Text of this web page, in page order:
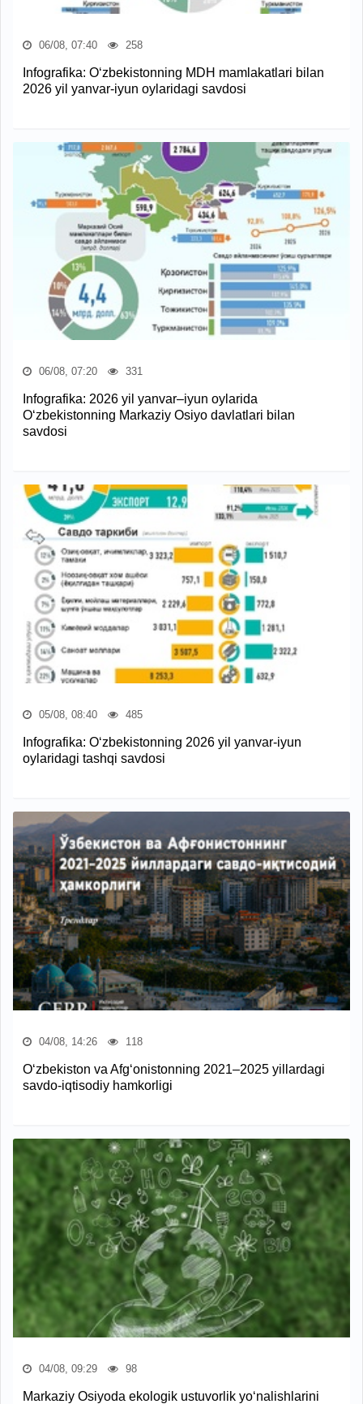
06/08, 07:40 258
Infografika: O‘zbekistonning MDH mamlakatlari bilan
2026 yil yanvar-iyun oylaridagi savdosi
06/08, 07:20 331
Infografika: 2026 yil yanvar–iyun oylarida
O‘zbekistonning Markaziy Osiyo davlatlari bilan
savdosi
05/08, 08:40 485
Infografika: O‘zbekistonning 2026 yil yanvar-iyun
oylaridagi tashqi savdosi
04/08, 14:26 118
O‘zbekiston va Afg‘onistonning 2021–2025 yillardagi
savdo-iqtisodiy hamkorligi
04/08, 09:29 98
Markaziy Osiyoda ekologik ustuvorlik yo‘nalishlarini